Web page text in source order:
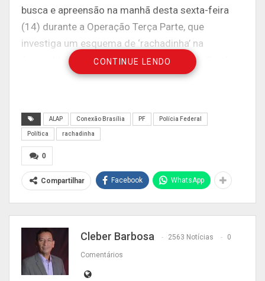
busca e apreensão na manhã desta sexta-feira
(14) durante a Operação Terça Parte, que
investiga um esquema de ‘rachadinha’ na
Assembleia Legislativa do Amapá (Alap). Os alvos
são residências de servidores, uma empresa de
FAB, Centro.
Segundo a PF, uma organização criminosa foi
formada dentro da Assembleia Legislativa do
Amapá. O grupo é suspeito de nomear
funcionários fantasmas e de reter parte da
remuneração de assessores, além de compra de
votos. Os mandados de busca e apreensão foram
expedidos pelo Tribunal Regional Eleitoral do
Amapá (TRE-AP).
CONTINUE LENDO
ALAP Conexão Brasília PF Polícia Federal
Política rachadinha
0
Compartilhar Facebook WhatsApp
Cleber Barbosa 2563 Notícias 0
Comentários